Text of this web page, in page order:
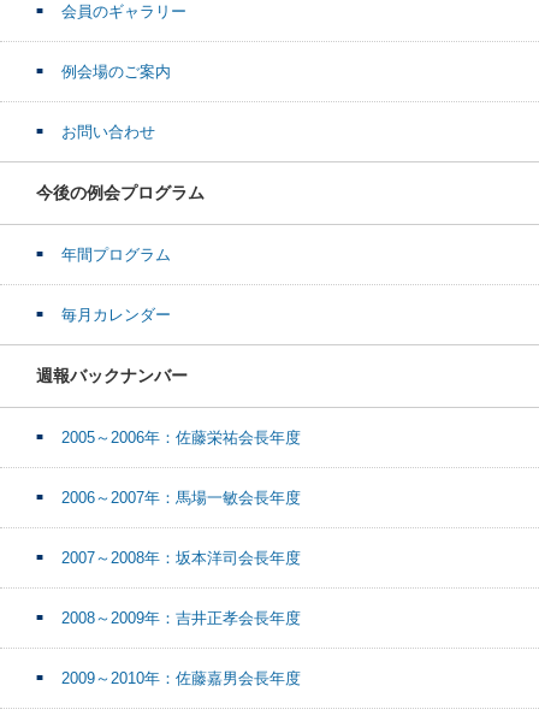
会員のギャラリー
例会場のご案内
お問い合わせ
今後の例会プログラム
年間プログラム
毎月カレンダー
週報バックナンバー
2005～2006年：佐藤栄祐会長年度
2006～2007年：馬場一敏会長年度
2007～2008年：坂本洋司会長年度
2008～2009年：吉井正孝会長年度
2009～2010年：佐藤嘉男会長年度